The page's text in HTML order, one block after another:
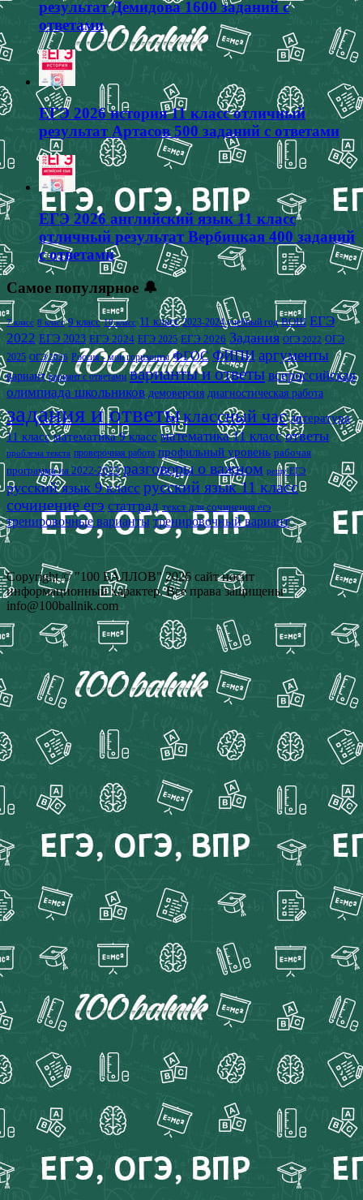
результат Демидова 1600 заданий с
ответами
ЕГЭ 2026 история 11 класс отличный
результат Артасов 500 заданий с ответами
ЕГЭ 2026 английский язык 11 класс
отличный результат Вербицкая 400 заданий
с ответами
Самое популярное 🔔
7 класс 8 класс 9 класс 10 класс 11 класс 2023-2024 учебный год ВОШ ЕГЭ
2022 ЕГЭ 2023 ЕГЭ 2024 ЕГЭ 2025 ЕГЭ 2026 Задания ОГЭ 2022 ОГЭ
2025 ОГЭ 2026 Россия - мои горизонты ФГОС ФИПИ аргументы
вариант вариант с ответами варианты и ответы всероссийская
олимпиада школьников демоверсия диагностическая работа
задания и ответыклассный час литература
11 класс математика 9 класс математика 11 класс ответы
проблема текста проверочная работа профильный уровень рабочая
программа на 2022-2023 разговоры о важном решу ЕГЭ
русский язык 9 класс русский язык 11 класс
сочинение егэ статград текст для сочинения егэ
тренировочные варианты тренировочный вариант
Copyright © "100 БАЛЛОВ" 2026 сайт носит
информационный характер. Все права защищены
info@100ballnik.com